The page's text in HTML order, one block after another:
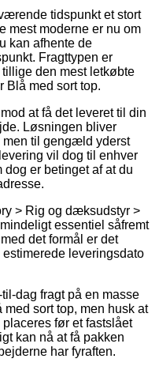
tidspunkt et stort
mest moderne er nu om
kan afhente de
Fragttypen er
den mest letkøbte
Blå med sort top.
at få det leveret til din
Løsningen bliver
men til gengæld yderst
vil dog til enhver
er betinget af at du
> Rig og dæksudstyr >
essentiel såfremt
det formål er det
leveringsdato
dag fragt på en masse
sort top, men husk at
før et fastslået
kan nå at få pakken
har fyraften.